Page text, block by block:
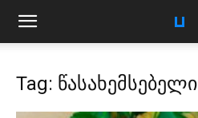
Tag: წასახემსებელი